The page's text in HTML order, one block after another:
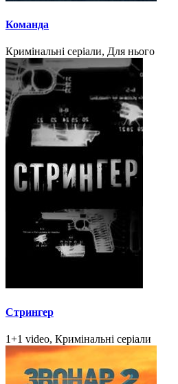
Команда
Кримінальні серіали, Для нього
Стрингер
1+1 video, Кримінальні серіали